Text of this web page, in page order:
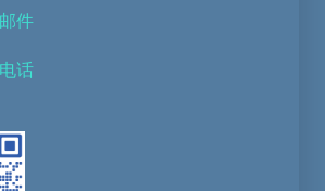
件
话